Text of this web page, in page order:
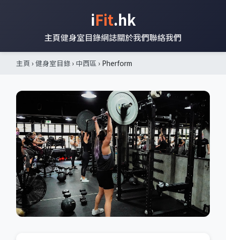
iFit.hk
主頁健身室目錄網誌關於我們聯絡我們
主頁 › 健身室目錄 › 中西區 › Pherform